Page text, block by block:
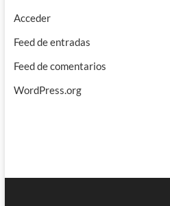
Acceder
Feed de entradas
Feed de comentarios
WordPress.org